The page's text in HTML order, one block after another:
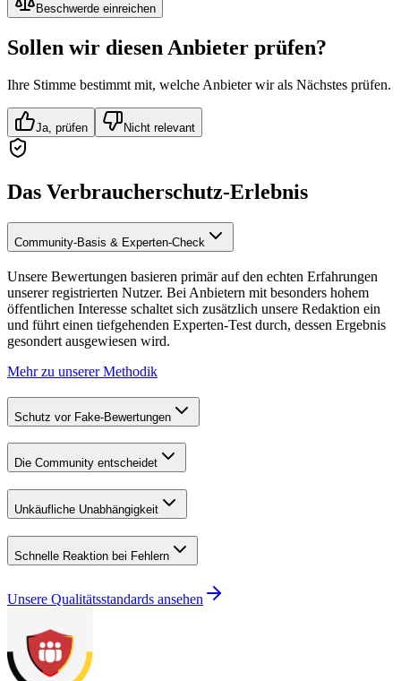
Beschwerde einreichen
Sollen wir diesen Anbieter prüfen?
Ihre Stimme bestimmt mit, welche Anbieter wir als Nächstes prüfen.
Ja, prüfen Nicht relevant
Das Verbraucherschutz-Erlebnis
Community-Basis & Experten-Check
Unsere Bewertungen basieren primär auf den echten Erfahrungen
unserer registrierten Nutzer. Bei Anbietern mit besonders hohem
öffentlichen Interesse schaltet sich zusätzlich unsere Redaktion ein
und führt einen tiefgehenden Experten-Test durch, dessen Ergebnis
gesondert ausgewiesen wird.
Mehr zu unserer Methodik
Schutz vor Fake-Bewertungen
Die Community entscheidet
Unkäufliche Unabhängigkeit
Schnelle Reaktion bei Fehlern
Unsere Qualitätsstandards ansehen